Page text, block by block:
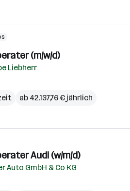
(m/w/d)
Liebherr
ab 42.137,76 € jährlich
Audi (w/m/d)
Auto GmbH & Co KG